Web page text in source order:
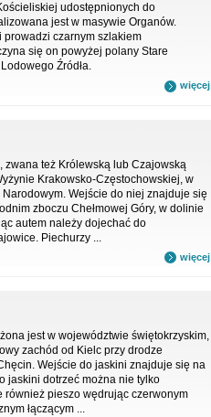
udostępnionych do
jest w masywie Organów.
prowadzi czarnym szlakiem
się on powyżej polany Stare
Źródła.
więcej
zwana też Królewską lub Czajowską
Krakowsko-Częstochowskiej, w
Wejście do niej znajduje się
zboczu Chełmowej Góry, w dolinie
autem należy dojechać do
Piechurzy ...
więcej
jest w województwie świętokrzyskim,
zachód od Kielc przy drodze
Wejście do jaskini znajduje się na
jaskini dotrzeć można nie tylko
również pieszo wędrując czerwonym
łączącym ...